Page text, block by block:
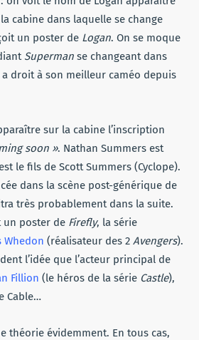
cabine dans laquelle se change
un poster de Logan. On se moque
Superman se changeant dans
a droit à son meilleur caméo depuis
sur la cabine l’inscription
soon ». Nathan Summers est
le fils de Scott Summers (Cyclope).
dans la scène post-générique de
très probablement dans la suite.
un poster de Firefly, la série
Whedon (réalisateur des 2 Avengers).
l’idée que l’acteur principal de
Fillion (le héros de la série Castle),
Cable…
théorie évidemment. En tous cas,